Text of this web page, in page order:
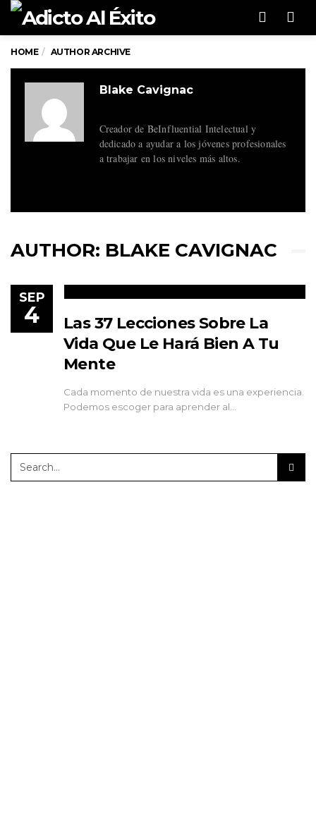
HOME AUTHOR ARCHIVE
Blake Cavignac
Creador de BeInfluential Intelectual y
dedicado a ayudar a los jóvenes profesionales
a trabajar en los niveles más altos.
AUTHOR: BLAKE CAVIGNAC
SEP
4
Las 37 Lecciones Sobre La
Vida Que Le Hará Bien A Tu
Mente
Cada momento de nuestra vida es una experiencia.
Podemos escoger para aprender al…